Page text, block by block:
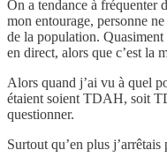
On a tendance à fréquenter
mon entourage, personne
de la population. Quasiment
en direct, alors que c’est la
Alors quand j’ai vu à quel
étaient soient TDAH, soit
questionner.
Surtout qu’en plus